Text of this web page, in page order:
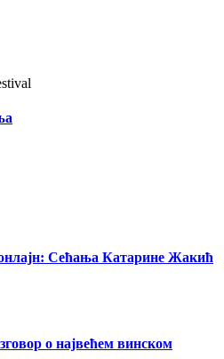
онлајн: Сећања Катарине Жакић
о највећем винском